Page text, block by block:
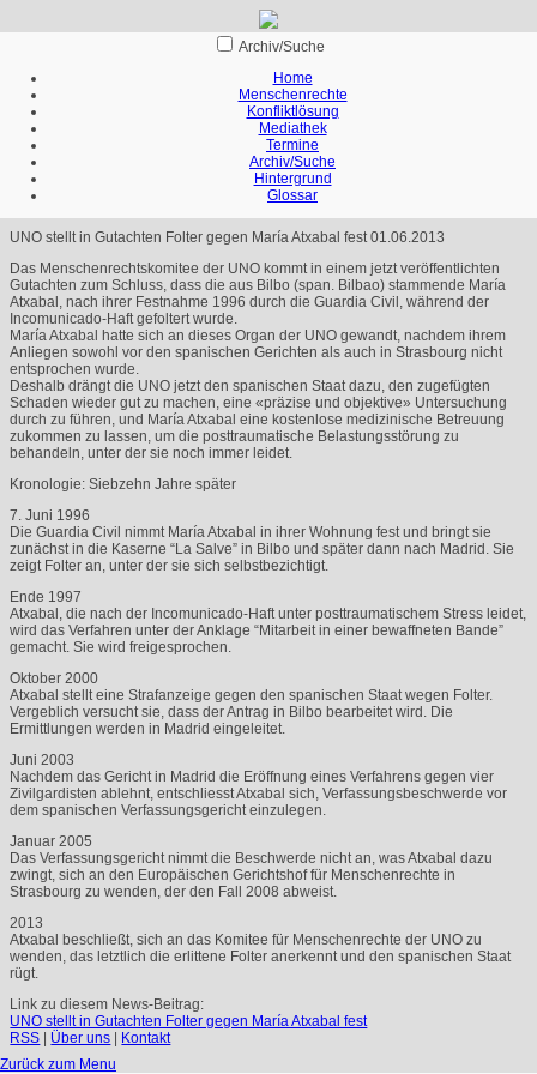
Archiv/Suche
Home
Menschenrechte
Konfliktlösung
Mediathek
Termine
Archiv/Suche
Hintergrund
Glossar
UNO stellt in Gutachten Folter gegen María Atxabal fest 01.06.2013
Das Menschenrechtskomitee der UNO kommt in einem jetzt veröffentlichten
Gutachten zum Schluss, dass die aus Bilbo (span. Bilbao) stammende María
Atxabal, nach ihrer Festnahme 1996 durch die Guardia Civil, während der
Incomunicado-Haft gefoltert wurde.
María Atxabal hatte sich an dieses Organ der UNO gewandt, nachdem ihrem
Anliegen sowohl vor den spanischen Gerichten als auch in Strasbourg nicht
entsprochen wurde.
Deshalb drängt die UNO jetzt den spanischen Staat dazu, den zugefügten
Schaden wieder gut zu machen, eine «präzise und objektive» Untersuchung
durch zu führen, und María Atxabal eine kostenlose medizinische Betreuung
zukommen zu lassen, um die posttraumatische Belastungsstörung zu
behandeln, unter der sie noch immer leidet.
Kronologie: Siebzehn Jahre später
7. Juni 1996
Die Guardia Civil nimmt María Atxabal in ihrer Wohnung fest und bringt sie
zunächst in die Kaserne “La Salve” in Bilbo und später dann nach Madrid. Sie
zeigt Folter an, unter der sie sich selbstbezichtigt.
Ende 1997
Atxabal, die nach der Incomunicado-Haft unter posttraumatischem Stress leidet,
wird das Verfahren unter der Anklage “Mitarbeit in einer bewaffneten Bande”
gemacht. Sie wird freigesprochen.
Oktober 2000
Atxabal stellt eine Strafanzeige gegen den spanischen Staat wegen Folter.
Vergeblich versucht sie, dass der Antrag in Bilbo bearbeitet wird. Die
Ermittlungen werden in Madrid eingeleitet.
Juni 2003
Nachdem das Gericht in Madrid die Eröffnung eines Verfahrens gegen vier
Zivilgardisten ablehnt, entschliesst Atxabal sich, Verfassungsbeschwerde vor
dem spanischen Verfassungsgericht einzulegen.
Januar 2005
Das Verfassungsgericht nimmt die Beschwerde nicht an, was Atxabal dazu
zwingt, sich an den Europäischen Gerichtshof für Menschenrechte in
Strasbourg zu wenden, der den Fall 2008 abweist.
2013
Atxabal beschließt, sich an das Komitee für Menschenrechte der UNO zu
wenden, das letztlich die erlittene Folter anerkennt und den spanischen Staat
rügt.
Link zu diesem News-Beitrag:
UNO stellt in Gutachten Folter gegen María Atxabal fest
RSS | Über uns | Kontakt
Zurück zum Menu